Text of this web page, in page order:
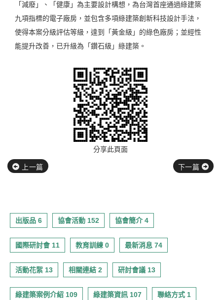
「減廢」、「健康」為主要設計構想，為台灣首座通過綠建築
九項指標的電子廠房，並包含多項綠建築創新科技設計手法，
使得本案分級評估等級，達到「黃金級」的綠色廠房；並經性
能提升改善，已升級為「鑽石級」綠建築。
分享此頁面
上一篇 下一篇
出版品 6 協會活動 152 協會簡介 4
國際研討會 11 教育訓練 0 最新消息 74
活動花絮 13 相關連結 2 研討會議 13
綠建築案例介紹 109 綠建築資訊 107 聯絡方式 1